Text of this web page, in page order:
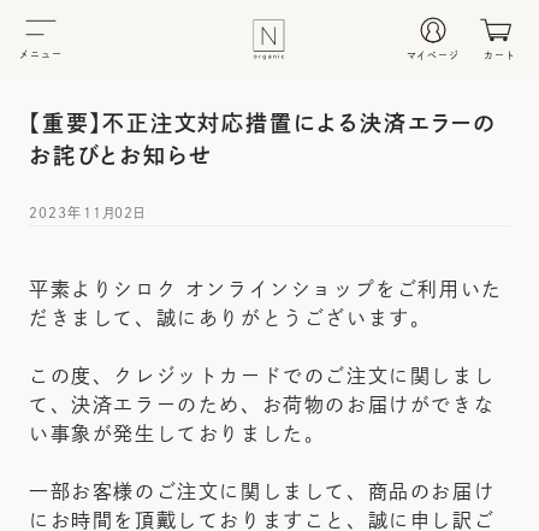
メニュー マイページ カート
【重要】不正注文対応措置による決済エラーの
お詫びとお知らせ
2023年11月02日
平素よりシロク オンラインショップをご利用いた
だきまして、誠にありがとうございます。
この度、クレジットカードでのご注文に関しまし
て、決済エラーのため、お荷物のお届けができな
い事象が発生しておりました。
一部お客様のご注文に関しまして、商品のお届け
にお時間を頂戴しておりますこと、誠に申し訳ご